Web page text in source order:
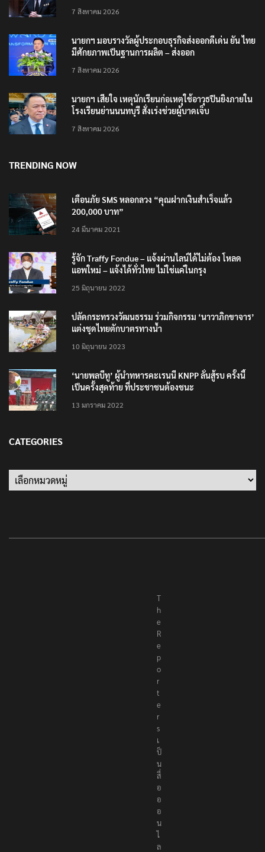
7 สิงหาคม 2026
นายกฯ มอบรางวัลผู้ประกอบธุรกิจส่งออกดีเด่น ยัน ไทย
มีศักยภาพเป็นฐานการผลิต – ส่งออก
7 สิงหาคม 2026
นายกฯ เสียใจ เหตุนักเรียนก่อเหตุใช้อาวุธปืนยิงภายใน
โรงเรียนย่านนนทบุรี สั่งเร่งช่วยผู้บาดเจ็บ
7 สิงหาคม 2026
TRENDING NOW
เตือนภัย SMS หลอกลวง “คุณฝากเงินสำเร็จแล้ว
200,000 บาท”
24 มีนาคม 2021
รู้จัก Traffy Fondue – แจ้งผ่านไลน์ได้ไม่ต้อง โหลด
แอพใหม่ – แจ้งได้ทั่วไทย ไม่ใช่แค่ในกรุง
25 มิถุนายน 2022
ปลัดกระทรวงวัฒนธรรม ร่วมกิจกรรม ‘นาวาภิกขาจาร’
แต่งชุดไทยตักบาตรทางน้ำ
10 มิถุนายน 2023
‘นายพลบีทู’ ผู้นำทหารคะเรนนี KNPP ลั่นสู้รบ ครั้งนี้
เป็นครั้งสุดท้าย ที่ประชาชนต้องชนะ
13 มกราคม 2022
CATEGORIES
Categories
T
h
e
R
e
p
o
r
t
e
r
s
เ
ป็
น
สื่
อ
อ
อ
น
ไ
ล